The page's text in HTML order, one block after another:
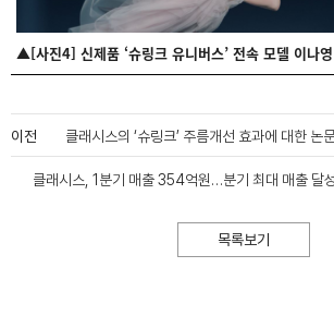
▲[사진4] 신제품 ‘슈링크 유니버스’ 전속 모델 이나영
이전 클래시스의 ‘슈링크’ 주름개선 효과에 대한 논
클래시스, 1분기 매출 354억원…분기 최대 매출 달성
목록보기